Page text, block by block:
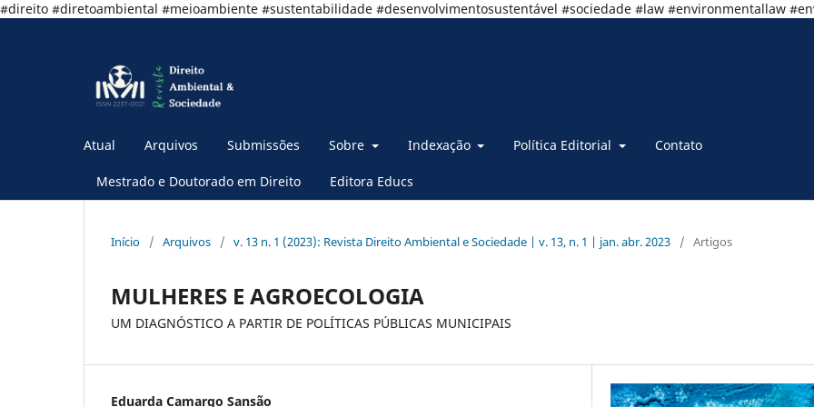
#direito #diretoambiental #meioambiente #sustentabilidade #desenvolvimentosustentável #sociedade #law #environmentallaw
Atual Arquivos Submissões Sobre Indexação Política Editorial Contato
Mestrado e Doutorado em Direito Editora Educs
Início / Arquivos / v. 13 n. 1 (2023): Revista Direito Ambiental e Sociedade | v. 13, n. 1 | jan. abr. 2023 / Artigos
MULHERES E AGROECOLOGIA
UM DIAGNÓSTICO A PARTIR DE POLÍTICAS PÚBLICAS MUNICIPAIS
Eduarda Camargo Sansão